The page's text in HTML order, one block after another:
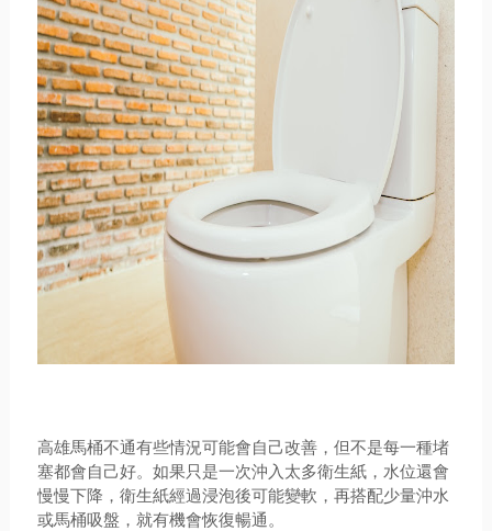
高雄馬桶不通有些情況可能會自己改善，但不是每一種堵
塞都會自己好。如果只是一次沖入太多衛生紙，水位還會
慢慢下降，衛生紙經過浸泡後可能變軟，再搭配少量沖水
或馬桶吸盤，就有機會恢復暢通。